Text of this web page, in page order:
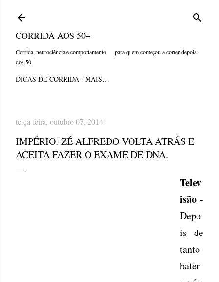
CORRIDA AOS 50+
Corrida, neurociência e comportamento — para quem começou a correr depois
dos 50.
DICAS DE CORRIDA MAIS…
terça-feira, outubro 07, 2014
IMPÉRIO: ZÉ ALFREDO VOLTA ATRÁS E
ACEITA FAZER O EXAME DE DNA.
Telev
isão -
Depo
is de
tanto
bater